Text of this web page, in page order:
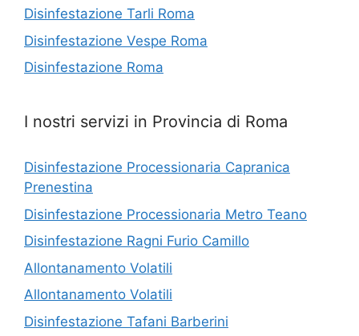
Disinfestazione Tarli Roma
Disinfestazione Vespe Roma
Disinfestazione Roma
I nostri servizi in Provincia di Roma
Disinfestazione Processionaria Capranica
Prenestina
Disinfestazione Processionaria Metro Teano
Disinfestazione Ragni Furio Camillo
Allontanamento Volatili
Allontanamento Volatili
Disinfestazione Tafani Barberini